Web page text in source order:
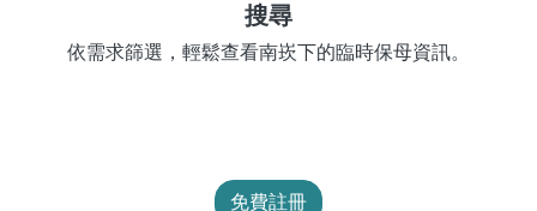
搜尋
依需求篩選，輕鬆查看南崁下的臨時保母資訊。
免費註冊